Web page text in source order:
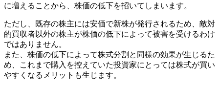
に増えることから、株価の低下を招いてしまいます。
ただし、既存の株主には安価で新株が発行されるため、敵対
的買収者以外の株主が株価の低下によって被害を受けるわけ
ではありません。
また、株価の低下によって株式分割と同様の効果が生じるた
め、これまで購入を控えていた投資家にとっては株式が買い
やすくなるメリットも生じます。